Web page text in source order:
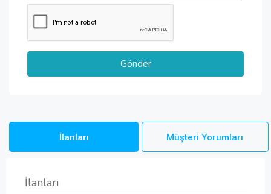
İlanları Müşteri Yorumları
İlanları